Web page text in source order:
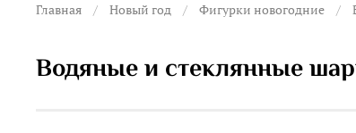
Главная Новый год Фигурки новогодние
Водяные и стеклянные